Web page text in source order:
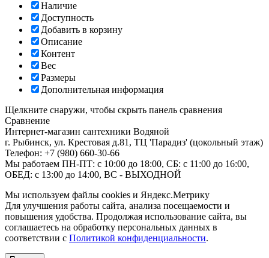
Наличие
Доступность
Добавить в корзину
Описание
Контент
Вес
Размеры
Дополнительная информация
Щелкните снаружи, чтобы скрыть панель сравнения
Сравнение
Интернет-магазин сантехники Водяной
г. Рыбинск, ул. Крестовая д.81, ТЦ 'Парадиз' (цокольный этаж)
Телефон: +7 (980) 660-30-66
Мы работаем ПН-ПТ: с 10:00 до 18:00, СБ: с 11:00 до 16:00,
ОБЕД: с 13:00 до 14:00, ВС - ВЫХОДНОЙ
Мы используем файлы cookies и Яндекс.Метрику
Для улучшения работы сайта, анализа посещаемости и
повышения удобства. Продолжая использование сайта, вы
соглашаетесь на обработку персональных данных в
соответствии с Политикой конфиденциальности.